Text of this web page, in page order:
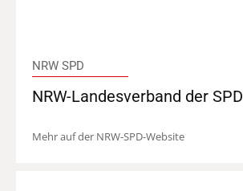
NRW SPD
NRW-Landesverband der SPD
Mehr auf der NRW-SPD-Website